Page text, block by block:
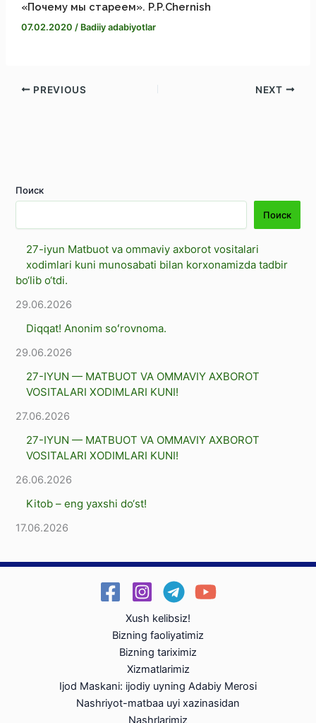
«Почему мы стареем». P.P.Chernish
07.02.2020 / Badiiy adabiyotlar
PREVIOUS NEXT
Поиск
Поиск
27-iyun Matbuot va ommaviy axborot vositalari
xodimlari kuni munosabati bilan korxonamizda tadbir
bo‘lib o‘tdi.
29.06.2026
Diqqat! Anonim soʻrovnoma.
29.06.2026
27-IYUN — MATBUOT VA OMMAVIY AXBOROT
VOSITALARI XODIMLARI KUNI!
27.06.2026
27-IYUN — MATBUOT VA OMMAVIY AXBOROT
VOSITALARI XODIMLARI KUNI!
26.06.2026
Kitob – eng yaxshi dо‘st!
17.06.2026
Xush kelibsiz!
Bizning faoliyatimiz
Bizning tariximiz
Xizmatlarimiz
Ijod Maskani: ijodiy uyning Adabiy Merosi
Nashriyot-matbaa uyi xazinasidan
Nashrlarimiz